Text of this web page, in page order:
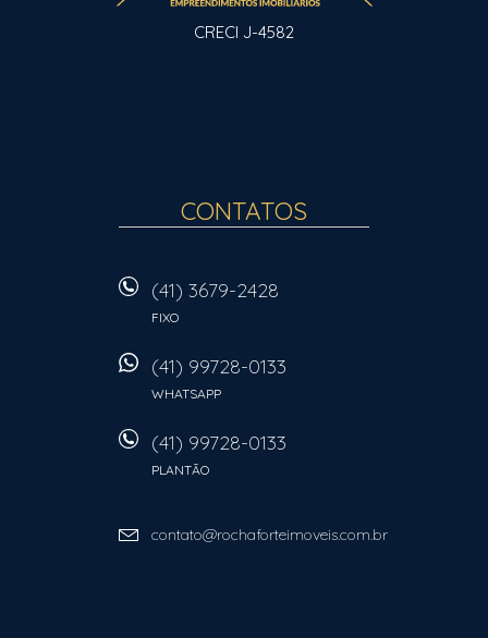
CRECI J-4582
CONTATOS
(41) 3679-2428
FIXO
(41) 99728-0133
WHATSAPP
(41) 99728-0133
PLANTÃO
contato@rochaforteimoveis.com.br